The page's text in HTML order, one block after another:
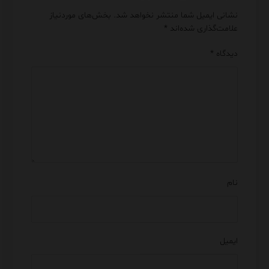
نشانی ایمیل شما منتشر نخواهد شد. بخش‌های موردنیاز
علامت‌گذاری شده‌اند *
دیدگاه *
نام
ایمیل